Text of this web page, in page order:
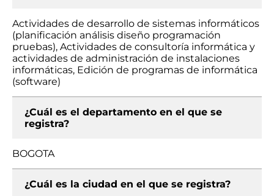
Actividades de desarrollo de sistemas informáticos
(planificación análisis diseño programación
pruebas), Actividades de consultoría informática y
actividades de administración de instalaciones
informáticas, Edición de programas de informática
(software)
¿Cuál es el departamento en el que se
registra?
BOGOTA
¿Cuál es la ciudad en el que se registra?